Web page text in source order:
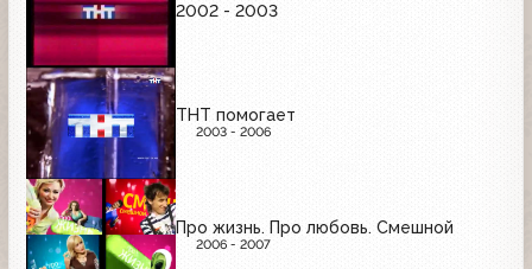
2002 - 2003
ТНТ помогает
2003 - 2006
Про жизнь. Про любовь. Смешной
2006 - 2007